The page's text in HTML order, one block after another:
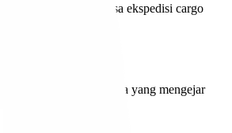
Di sinilah peran jasa ekspedisi cargo
berbeda. Ada yang mengejar